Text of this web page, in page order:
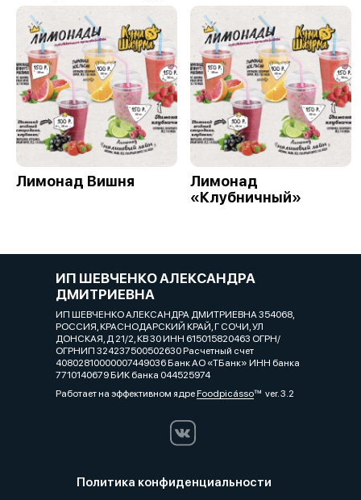
Лимонад Вишня
Лимонад
«Клубничный»
ИП ШЕВЧЕНКО АЛЕКСАНДРА
ДМИТРИЕВНА
ИП ШЕВЧЕНКО АЛЕКСАНДРА ДМИТРИЕВНА 354068,
РОССИЯ, КРАСНОДАРСКИЙ КРАЙ, Г СОЧИ, УЛ
ДОНСКАЯ, Д 21/2, КВ 30 ИНН 615015820463 ОГРН/
ОГРНИП 324237500502630 Расчетный счет
40802810000007449036 Банк АО «ТБанк» ИНН банка
7710140679 БИК банка 044525974
Работает на эффективном ядреFoodpicássover. 3.2
Политика конфиденциальности